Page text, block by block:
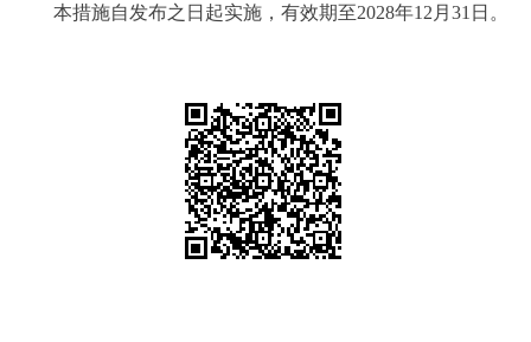
本措施自发布之日起实施，有效期至2028年12月31日。